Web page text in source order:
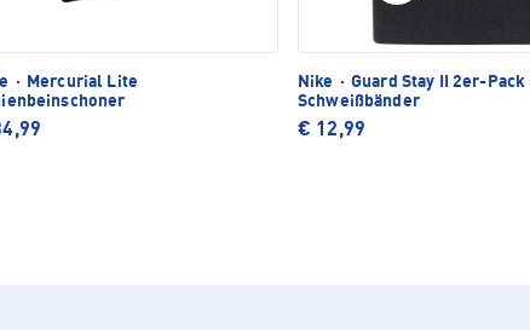
·
Mercurial Lite
Nike · Guard Stay II 2er-Pack
Schweißbänder
€ 12,99